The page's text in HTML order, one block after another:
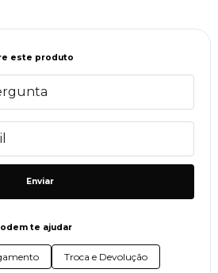
este produto
Enviar
te ajudar
Troca e Devolução